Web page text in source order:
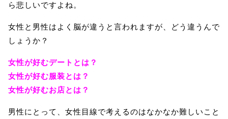
ら悲しいですよね。
女性と男性はよく脳が違うと言われますが、どう違うんで
しょうか？
女性が好むデートとは？
女性が好む服装とは？
女性が好むお店とは？
男性にとって、女性目線で考えるのはなかなか難しいこと